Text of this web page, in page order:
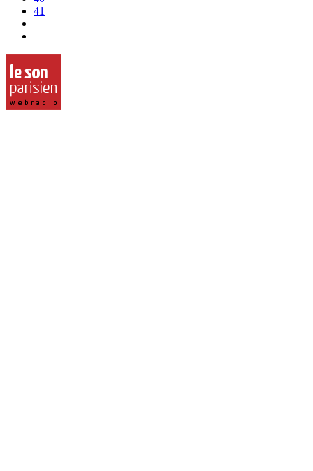
41